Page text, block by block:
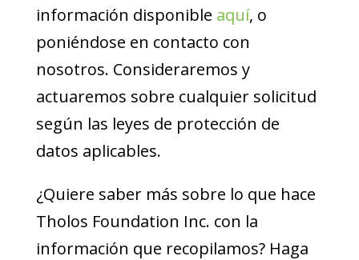
información disponible aquí, o
poniéndose en contacto con
nosotros. Consideraremos y
actuaremos sobre cualquier solicitud
según las leyes de protección de
datos aplicables.
¿Quiere saber más sobre lo que hace
Tholos Foundation Inc. con la
información que recopilamos? Haga